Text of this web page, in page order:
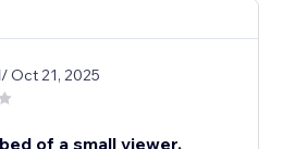
/ Oct 21, 2025
of a small viewer.